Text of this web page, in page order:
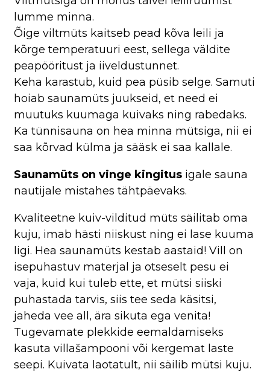
lumme minna.
Õige viltmüts kaitseb pead kõva leili ja
kõrge temperatuuri eest, sellega väldite
peapööritust ja iiveldustunnet.
Keha karastub, kuid pea püsib selge. Samuti
hoiab saunamüts juukseid, et need ei
muutuks kuumaga kuivaks ning rabedaks.
Ka tünnisauna on hea minna mütsiga, nii ei
saa kõrvad külma ja sääsk ei saa kallale.
Saunamüts on vinge kingitus igale sauna
nautijale mistahes tähtpäevaks.
Kvaliteetne kuiv-vilditud müts säilitab oma
kuju, imab hästi niiskust ning ei lase kuuma
ligi. Hea saunamüts kestab aastaid! Vill on
isepuhastuv materjal ja otseselt pesu ei
vaja, kuid kui tuleb ette, et mütsi siiski
puhastada tarvis, siis tee seda käsitsi,
jaheda vee all, ära sikuta ega venita!
Tugevamate plekkide eemaldamiseks
kasuta villašampooni või kergemat laste
seepi. Kuivata laotatult, nii säilib mütsi kuju.